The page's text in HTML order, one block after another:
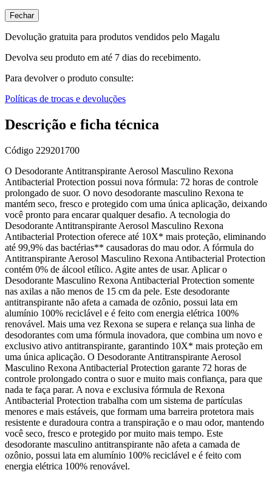
Fechar
Devolução gratuita para produtos vendidos pelo Magalu
Devolva seu produto em até 7 dias do recebimento.
Para devolver o produto consulte:
Políticas de trocas e devoluções
Descrição e ficha técnica
Código 229201700
O Desodorante Antitranspirante Aerosol Masculino Rexona
Antibacterial Protection possui nova fórmula: 72 horas de controle
prolongado de suor. O novo desodorante masculino Rexona te
mantém seco, fresco e protegido com uma única aplicação, deixando
você pronto para encarar qualquer desafio. A tecnologia do
Desodorante Antitranspirante Aerosol Masculino Rexona
Antibacterial Protection oferece até 10X* mais proteção, eliminando
até 99,9% das bactérias** causadoras do mau odor. A fórmula do
Antitranspirante Aerosol Masculino Rexona Antibacterial Protection
contém 0% de álcool etílico. Agite antes de usar. Aplicar o
Desodorante Masculino Rexona Antibacterial Protection somente
nas axilas a não menos de 15 cm da pele. Este desodorante
antitranspirante não afeta a camada de ozônio, possui lata em
alumínio 100% reciclável e é feito com energia elétrica 100%
renovável. Mais uma vez Rexona se supera e relança sua linha de
desodorantes com uma fórmula inovadora, que combina um novo e
exclusivo ativo antitranspirante, garantindo 10X* mais proteção em
uma única aplicação. O Desodorante Antitranspirante Aerosol
Masculino Rexona Antibacterial Protection garante 72 horas de
controle prolongado contra o suor e muito mais confiança, para que
nada te faça parar. A nova e exclusiva fórmula de Rexona
Antibacterial Protection trabalha com um sistema de partículas
menores e mais estáveis, que formam uma barreira protetora mais
resistente e duradoura contra a transpiração e o mau odor, mantendo
você seco, fresco e protegido por muito mais tempo. Este
desodorante masculino antitranspirante não afeta a camada de
ozônio, possui lata em alumínio 100% reciclável e é feito com
energia elétrica 100% renovável.